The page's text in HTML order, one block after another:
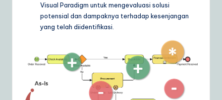
Visual Paradigm untuk mengevaluasi solusi
potensial dan dampaknya terhadap kesenjangan
yang telah diidentifikasi.